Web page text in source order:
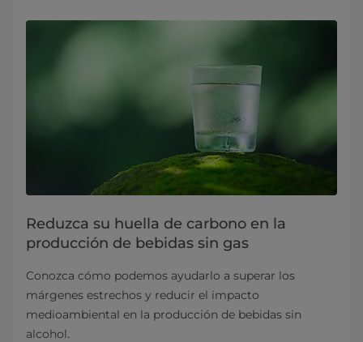
Reduzca su huella de carbono en la
producción de bebidas sin gas
Conozca cómo podemos ayudarlo a superar los
márgenes estrechos y reducir el impacto
medioambiental en la producción de bebidas sin
alcohol.